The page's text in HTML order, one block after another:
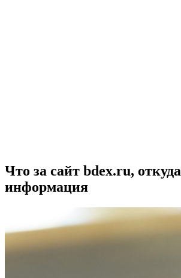
Что за сайт bdex.ru, откуда
информация